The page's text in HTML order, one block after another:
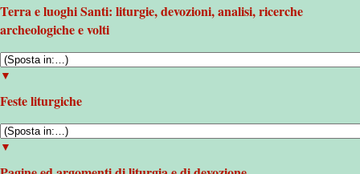
Terra e luoghi Santi: liturgie, devozioni, analisi, ricerche
archeologiche e volti
▼
Feste liturgiche
▼